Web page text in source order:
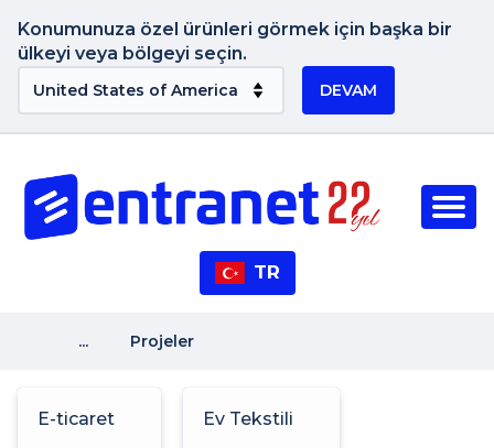
Konumunuza özel ürünleri görmek için başka bir
ülkeyi veya bölgeyi seçin.
DEVAM
TR
... Projeler
E-ticaret Ev Tekstili